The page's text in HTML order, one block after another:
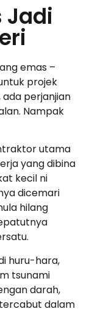
Jadi
emas –
projek
ada perjanjian
Nampak
utama
yang dibina
kecil ni
dicemari
hilang
huru-hara,
tsunami
darah,
dalam